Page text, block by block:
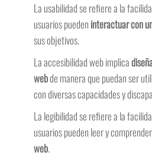
La usabilidad se refiere a la
usuarios pueden interactuar con
sus objetivos.
La accesibilidad web implica
webde manera que puedan ser
con diversas capacidades y
La legibilidad se refiere a la
usuarios pueden leer y
web.